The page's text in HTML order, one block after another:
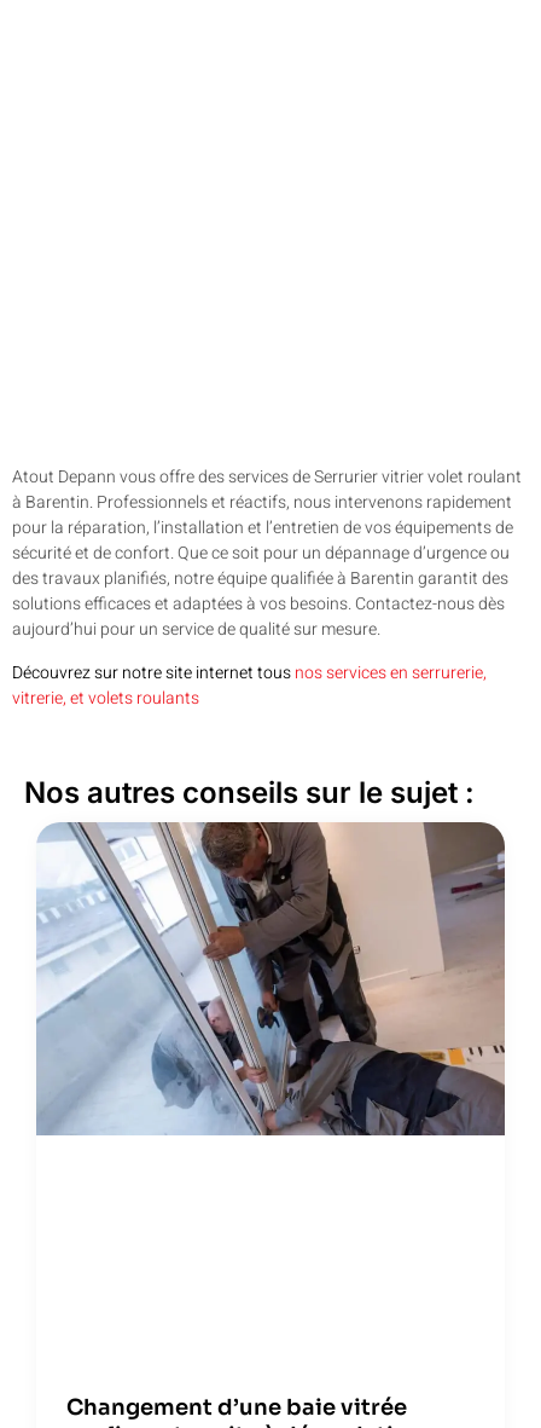
Atout Depann vous offre des services de Serrurier vitrier volet roulant
à Barentin. Professionnels et réactifs, nous intervenons rapidement
pour la réparation, l’installation et l’entretien de vos équipements de
sécurité et de confort. Que ce soit pour un dépannage d’urgence ou
des travaux planifiés, notre équipe qualifiée à Barentin garantit des
solutions efficaces et adaptées à vos besoins. Contactez-nous dès
aujourd’hui pour un service de qualité sur mesure.
Découvrez sur notre site internet tousnos services en serrurerie,
vitrerie, et volets roulants
Nos autres conseils sur le sujet :
Changement d’une baie vitrée